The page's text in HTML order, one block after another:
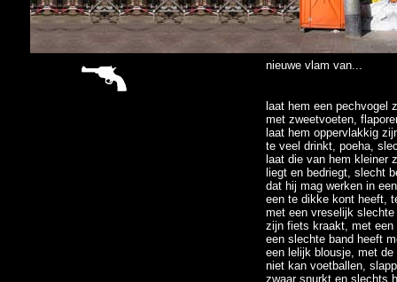
nieuwe vlam van...
laat hem een pechvogel
met zweetvoeten,
laat hem oppervlakkig
te veel drinkt, poeha,
laat die van hem kleiner
liegt en bedriegt, slecht
dat hij mag werken in
een te dikke kont heeft,
met een vreselijk
zijn fiets kraakt, met
een slechte band heeft
een lelijk blousje, met
niet kan voetballen,
zwaar snurkt en slechts